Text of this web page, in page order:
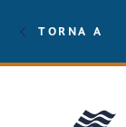
TORNA A